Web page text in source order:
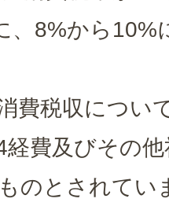
、8%から10%
費税収につい
経費及びその
のとされてい